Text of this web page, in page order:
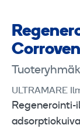
ULTRAMARE
Regenerointi-